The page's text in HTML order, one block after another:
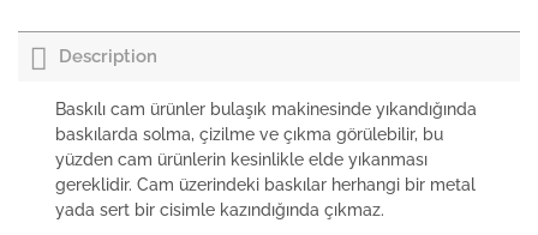
Description
Baskılı cam ürünler bulaşık makinesinde yıkandığında
baskılarda solma, çizilme ve çıkma görülebilir, bu
yüzden cam ürünlerin kesinlikle elde yıkanması
gereklidir. Cam üzerindeki baskılar herhangi bir metal
yada sert bir cisimle kazındığında çıkmaz.